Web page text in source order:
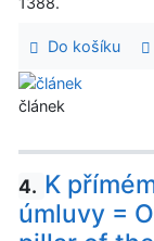
Do košíku
článek
4. K
úmluvy =